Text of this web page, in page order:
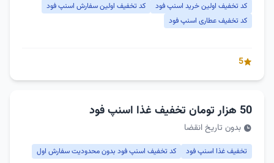
کد تخفیف اولین خرید اسنپ فود
کد تخفیف اولین سفارش اسنپ فود
کد تخفیف عطاری اسنپ فود
5
50 هزار تومان تخفیف غذا اسنپ فود
بدون تاریخ انقضا
تخفیف غذا اسنپ فود کد تخفیف اسنپ فود بدون محدودیت سفارش اول